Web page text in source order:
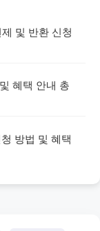
및 반환 신청
혜택 안내 총
방법 및 혜택